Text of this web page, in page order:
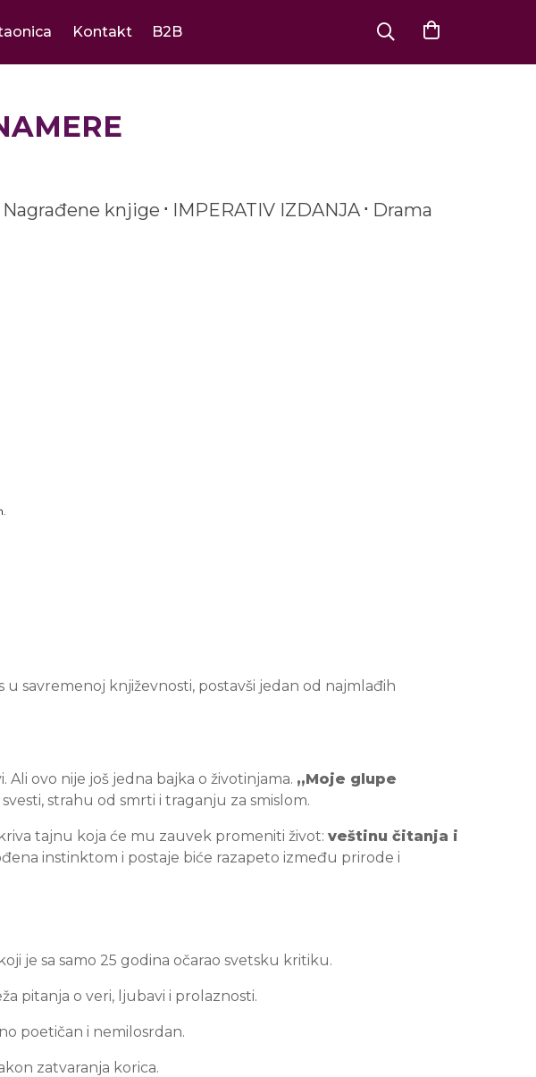
Kontakt B2B
Nagrađene knjige IMPERATIV IZDANJA Drama
u savremenoj književnosti, postavši jedan od najmlađih
ovo nije još jedna bajka o životinjama. „Moje glupe
strahu od smrti i traganju za smislom.
tajnu koja će mu zauvek promeniti život: veštinu čitanja i
instinktom i postaje biće razapeto između prirode i
je sa samo 25 godina očarao svetsku kritiku.
pitanja o veri, ljubavi i prolaznosti.
poetičan i nemilosrdan.
zatvaranja korica.